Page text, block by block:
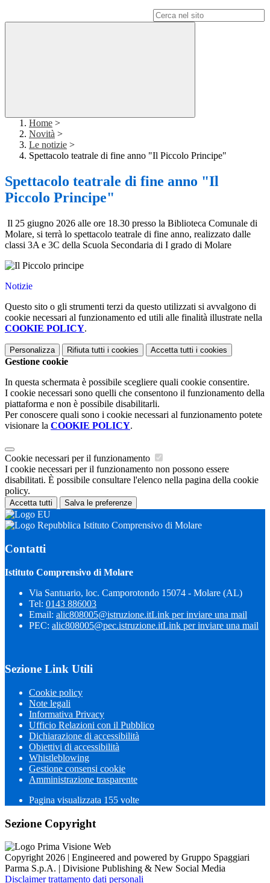
Home >
Novità >
Le notizie >
Spettacolo teatrale di fine anno "Il Piccolo Principe"
Spettacolo teatrale di fine anno "Il
Piccolo Principe"
Il 25 giugno 2026 alle ore 18.30 presso la Biblioteca Comunale di
Molare, si terrà lo spettacolo teatrale di fine anno, realizzato dalle
classi 3A e 3C della Scuola Secondaria di I grado di Molare
Notizie
Questo sito o gli strumenti terzi da questo utilizzati si avvalgono di
cookie necessari al funzionamento ed utili alle finalità illustrate nella
COOKIE POLICY.
Personalizza Rifiuta tutti i cookies Accetta tutti i cookies
Gestione cookie
In questa schermata è possibile scegliere quali cookie consentire.
I cookie necessari sono quelli che consentono il funzionamento della
piattaforma e non è possibile disabilitarli.
Per conoscere quali sono i cookie necessari al funzionamento potete
visionare la COOKIE POLICY.
Cookie necessari per il funzionamento
I cookie necessari per il funzionamento non possono essere
disabilitati. È possibile consultare l'elenco nella pagina della cookie
policy.
Accetta tutti Salva le preferenze
Istituto Comprensivo di Molare
Contatti
Istituto Comprensivo di Molare
Via Santuario, loc. Camporotondo 15074 - Molare (AL)
Tel: 0143 886003
Email: alic808005@istruzione.itLink per inviare una mail
PEC: alic808005@pec.istruzione.itLink per inviare una mail
Sezione Link Utili
Cookie policy
Note legali
Informativa Privacy
Ufficio Relazioni con il Pubblico
Dichiarazione di accessibilità
Obiettivi di accessibilità
Whistleblowing
Gestione consensi cookie
Amministrazione trasparente
Pagina visualizzata 155 volte
Sezione Copyright
Copyright 2026 | Engineered and powered by Gruppo Spaggiari
Parma S.p.A. | Divisione Publishing & New Social Media
Disclaimer trattamento dati personali